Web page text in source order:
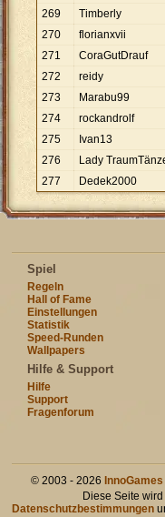
269
Timberly
270
florianxvii
271
CoraGutDrauf
272
reidy
273
Marabu99
274
rockandrolf
275
Ivan13
276
Lady
277
Dedek2000
Spiel
Regeln
Hall of Fame
Einstellungen
Statistik
Speed-Runden
Wallpapers
Hilfe & Support
Hilfe
Support
Fragenforum
© 2003 - 2026 InnoGames
Diese Seite
Datenschutzbestimmungen